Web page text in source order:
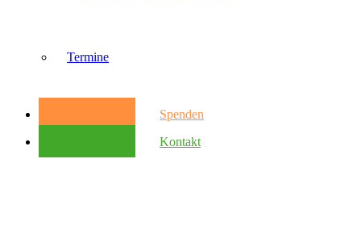
Termine
Spenden
Kontakt